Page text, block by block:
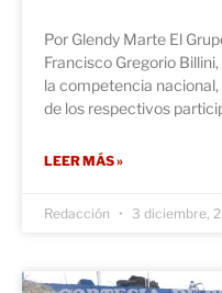
Por Glendy Marte El
Francisco Gregorio
la competencia
de los respectivos
LEER MÁS »
Redacción 3 diciembre,